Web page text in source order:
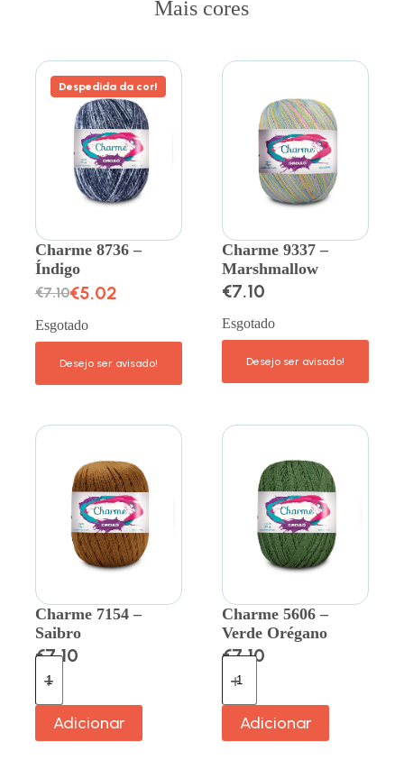
Mais cores
Despedida da cor!
Charme 8736 –
Índigo
€7.10€5.02
Esgotado
Charme 9337 –
Marshmallow
€7.10
Esgotado
Charme 7154 –
Saibro
€7.10
Adicionar
Charme 5606 –
Verde Orégano
€7.10
Adicionar